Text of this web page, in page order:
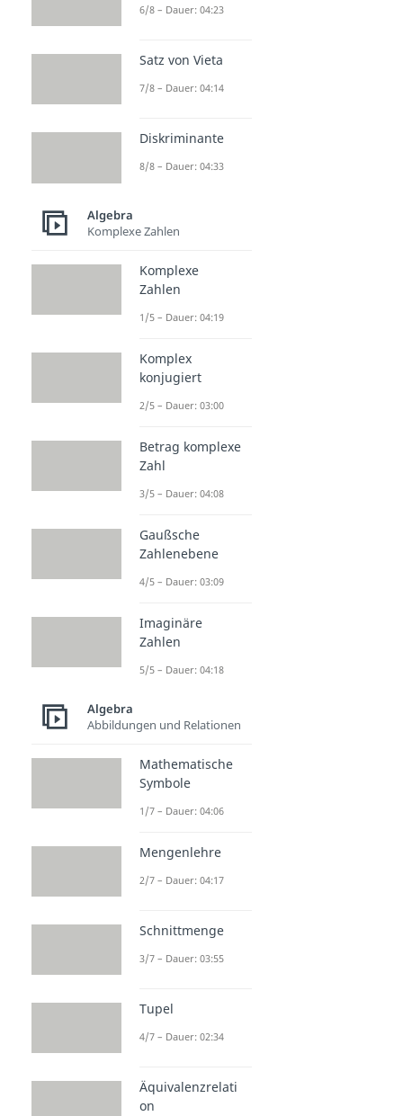
6/8 – Dauer: 04:23
Satz von Vieta
7/8 – Dauer: 04:14
Diskriminante
8/8 – Dauer: 04:33
Algebra
Komplexe Zahlen
Komplexe
Zahlen
1/5 – Dauer: 04:19
Komplex
konjugiert
2/5 – Dauer: 03:00
Betrag komplexe
Zahl
3/5 – Dauer: 04:08
Gaußsche
Zahlenebene
4/5 – Dauer: 03:09
Imaginäre
Zahlen
5/5 – Dauer: 04:18
Algebra
Abbildungen und Relationen
Mathematische
Symbole
1/7 – Dauer: 04:06
Mengenlehre
2/7 – Dauer: 04:17
Schnittmenge
3/7 – Dauer: 03:55
Tupel
4/7 – Dauer: 02:34
Äquivalenzrelati
on